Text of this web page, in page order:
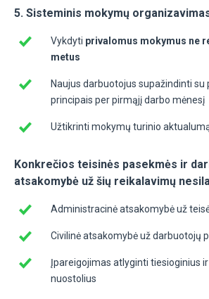
5. Sisteminis mokymų
Vykdyti privalomus mokymus ne
metus
Naujus darbuotojus supažindinti su
principais per pirmąjį darbo mėnesį
Užtikrinti mokymų turinio
Konkrečios teisinės pasekmės ir
atsakomybė už šių reikalavimų
Administracinė atsakomybė už
Civilinė atsakomybė už darbuotojų
Įpareigojimas atlyginti tiesioginius
nuostolius